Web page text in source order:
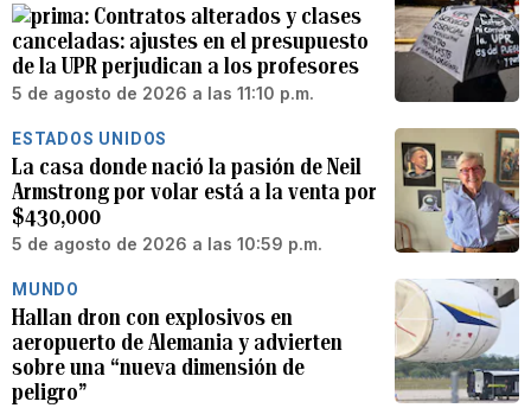
Contratos alterados y clases
canceladas: ajustes en el presupuesto
de la UPR perjudican a los profesores
5 de agosto de 2026 a las 11:10 p.m.
ESTADOS UNIDOS
La casa donde nació la pasión de Neil
Armstrong por volar está a la venta por
$430,000
5 de agosto de 2026 a las 10:59 p.m.
MUNDO
Hallan dron con explosivos en
aeropuerto de Alemania y advierten
sobre una “nueva dimensión de
peligro”